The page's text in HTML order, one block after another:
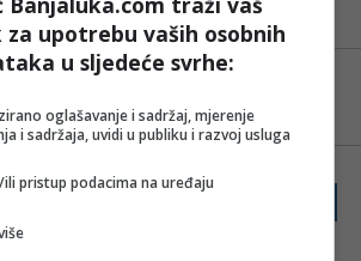
pratiti i putem aplikacije za
Android
upotrebu vaših osobnih
u sljedeće svrhe:
oglašavanje i sadržaj, mjerenje
i sadržaja, uvidi u publiku i razvoj usluga
ili pristup podacima na uređaju